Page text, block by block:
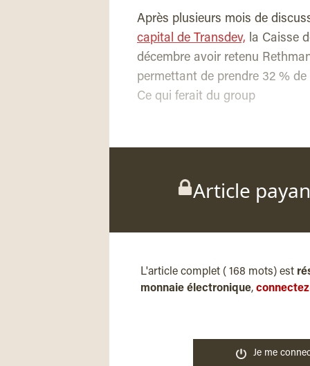
Après plusieurs mois de
capital de Transdev, la Caisse
décembre avoir retenu
permettant de prendre 32 %
Ce qui ferait du group
Article
L'article complet ( 168 mots) est
monnaie électronique,
Je me